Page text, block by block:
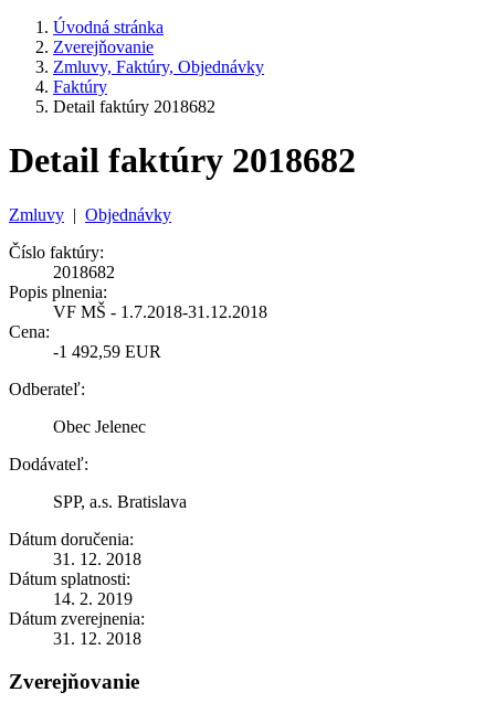
Úvodná stránka
Zverejňovanie
Zmluvy, Faktúry, Objednávky
Faktúry
Detail faktúry 2018682
Detail faktúry 2018682
Zmluvy | Objednávky
Číslo faktúry:
2018682
Popis plnenia:
VF MŠ - 1.7.2018-31.12.2018
Cena:
-1 492,59 EUR
Odberateľ:
Obec Jelenec
Dodávateľ:
SPP, a.s. Bratislava
Dátum doručenia:
31. 12. 2018
Dátum splatnosti:
14. 2. 2019
Dátum zverejnenia:
31. 12. 2018
Zverejňovanie